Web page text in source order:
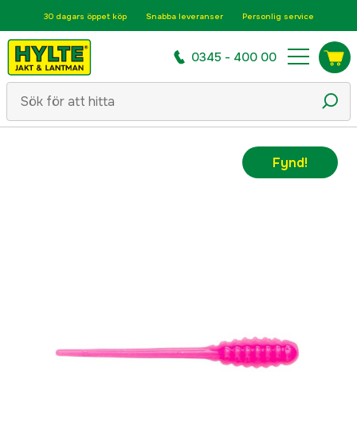
30 dagars öppet köp Snabba leveranser Personlig service
0345 - 400 00
Fynd!